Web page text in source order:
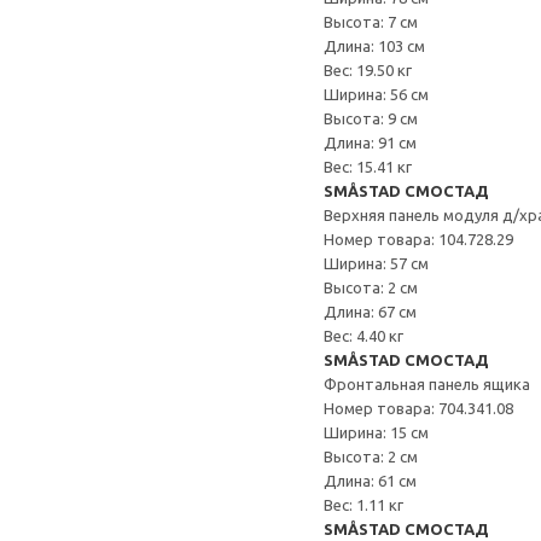
Высота: 7 см
Длина: 103 см
Вес: 19.50 кг
Ширина: 56 см
Высота: 9 см
Длина: 91 см
Вес: 15.41 кг
SMÅSTAD СМОСТАД
Верхняя панель модуля д/
Номер товара: 104.728.29
Ширина: 57 см
Высота: 2 см
Длина: 67 см
Вес: 4.40 кг
SMÅSTAD СМОСТАД
Фронтальная панель ящика
Номер товара: 704.341.08
Ширина: 15 см
Высота: 2 см
Длина: 61 см
Вес: 1.11 кг
SMÅSTAD СМОСТАД